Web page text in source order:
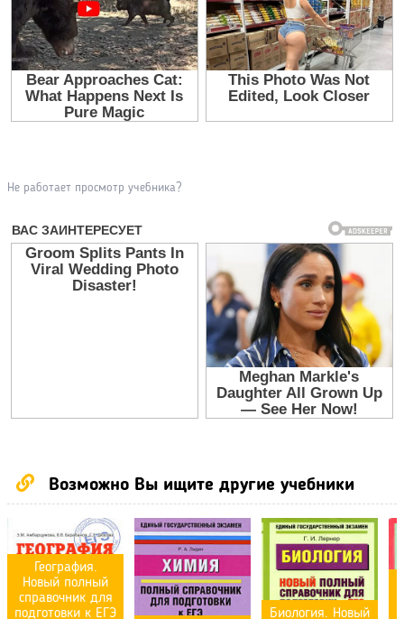
Не работает просмотр учебника?
Возможно Вы ищите другие учебники
География.
Новый полный
справочник для
подготовки к ЕГЭ
Биология. Новый